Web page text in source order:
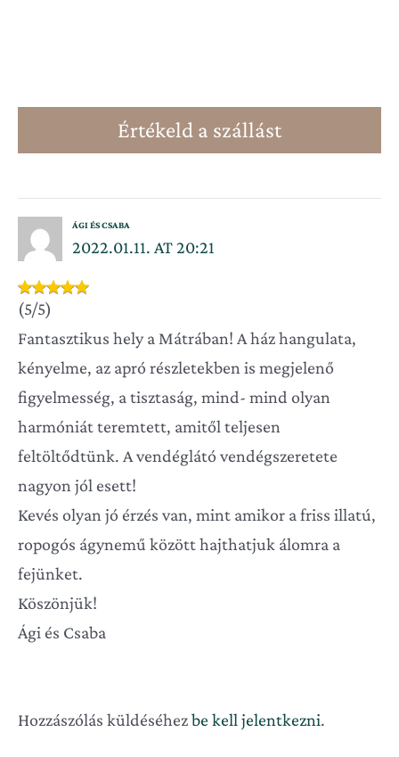
Értékeld a szállást
ÁGI ÉS CSABA
2022.01.11. AT 20:21
(5/5)
Fantasztikus hely a Mátrában! A ház hangulata,
kényelme, az apró részletekben is megjelenő
figyelmesség, a tisztaság, mind- mind olyan
harmóniát teremtett, amitől teljesen
feltöltődtünk. A vendéglátó vendégszeretete
nagyon jól esett!
Kevés olyan jó érzés van, mint amikor a friss illatú,
ropogós ágynemű között hajthatjuk álomra a
fejünket.
Köszönjük!
Ági és Csaba
Hozzászólás küldéséhezbe kell jelentkezni.